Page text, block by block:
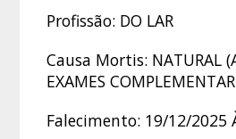
Profissão: DO LAR
Causa Mortis: NATURAL
EXAMES
Falecimento: 19/12/2025